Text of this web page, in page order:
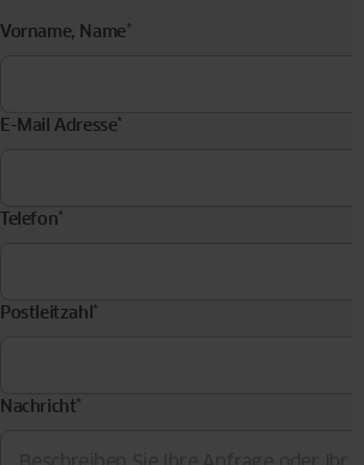
Vorname, Name*
E-Mail Adresse*
Telefon*
Postleitzahl *
Nachricht*